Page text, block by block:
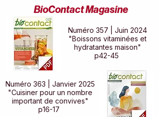
BioContact Magasine
Numéro 357 | Juin 2024
"Boissons vitaminées et
hydratantes maison"
p42-45
Numéro 363 | Janvier 2025
"Cuisiner pour un nombre
important de convives"
p16-17